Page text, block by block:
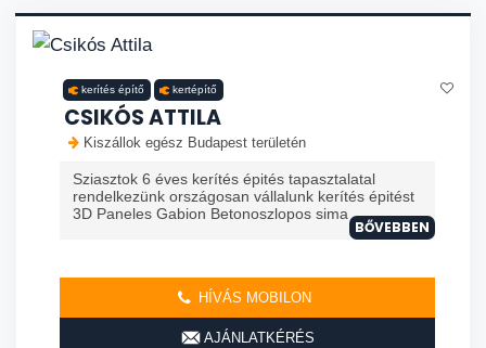
kerítés építő kertépítő
CSIKÓS ATTILA
Kiszállok egész Budapest területén
Sziasztok 6 éves kerítés épités tapasztalatal
rendelkezünk országosan vállalunk kerítés épitést
3D Paneles Gabion Betonoszlopos sima
BŐVEBBEN
HÍVÁS MOBILON
AJÁNLATKÉRÉS